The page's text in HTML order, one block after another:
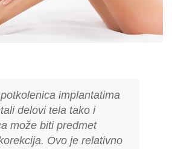
implantatima
delovi tela tako i
može biti predmet
Ovo je relativno